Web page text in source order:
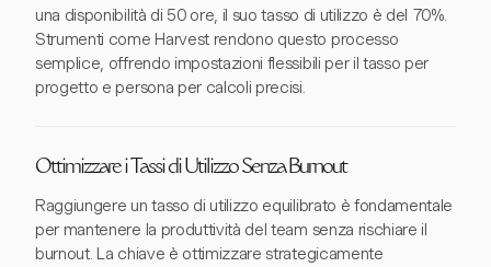
una disponibilità di 50 ore, il suo tasso di utilizzo è del 70%.
Strumenti come Harvest rendono questo processo
semplice, offrendo impostazioni flessibili per il tasso per
progetto e persona per calcoli precisi.
Ottimizzare i Tassi di Utilizzo Senza Burnout
Raggiungere un tasso di utilizzo equilibrato è fondamentale
per mantenere la produttività del team senza rischiare il
burnout. La chiave è ottimizzare strategicamente